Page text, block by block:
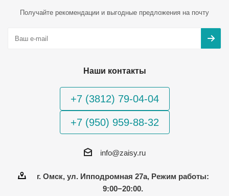
Получайте рекомендации и выгодные предложения на почту
Наши контакты
+7 (3812) 79-04-04
+7 (950) 959-88-32
info@zaisy.ru
г. Омск, ул. Ипподромная 27а, Режим работы:
9:00−20:00.